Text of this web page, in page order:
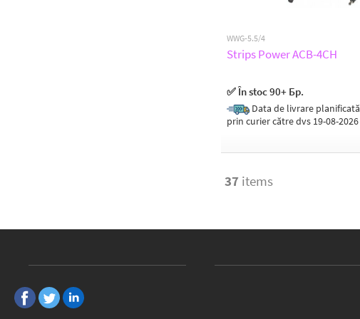
WWG-5.5/4
Strips Power ACB-4CH
✅ În stoc 90+ Бр.
Data de livrare planificată
prin curier către dvs 19-08-2026
37 items